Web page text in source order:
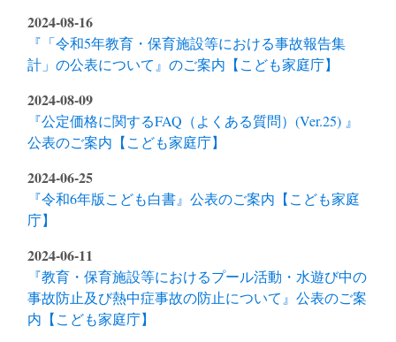
2024-08-16
『「令和5年教育・保育施設等における事故報告集
計」の公表について』のご案内【こども家庭庁】
2024-08-09
『公定価格に関するFAQ（よくある質問）(Ver.25) 』
公表のご案内【こども家庭庁】
2024-06-25
『令和6年版こども白書』公表のご案内【こども家庭
庁】
2024-06-11
『教育・保育施設等におけるプール活動・水遊び中の
事故防止及び熱中症事故の防止について』公表のご案
内【こども家庭庁】